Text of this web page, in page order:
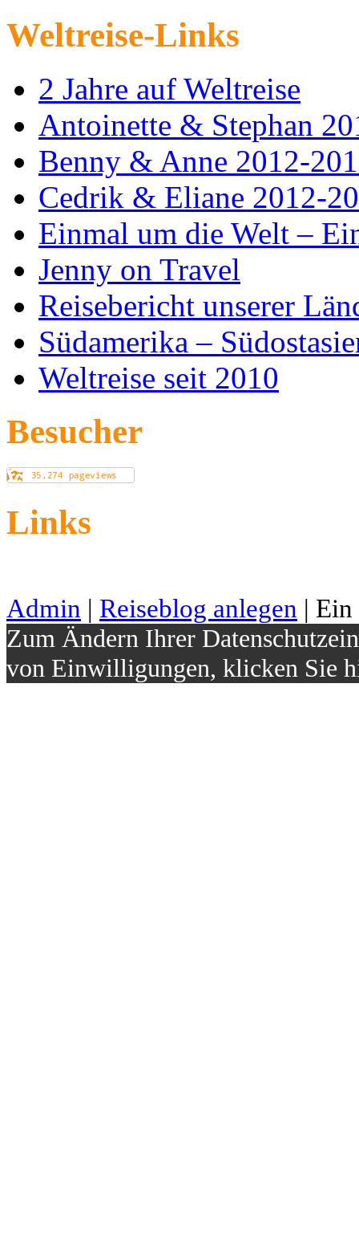
Weltreise-Links
2 Jahre auf Weltreise
Antoinette & Stephan
Benny & Anne 2012-
Cedrik & Eliane 2012-
Einmal um die Welt –
Jenny on Travel
Reisebericht unserer
Südamerika –
Weltreise seit 2010
Besucher
Links
Admin | Reiseblog anlegen |
Zum Ändern Ihrer
von Einwilligungen, klicken Sie